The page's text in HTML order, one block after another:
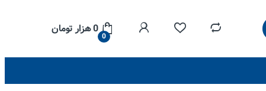
0
0هزار تومان